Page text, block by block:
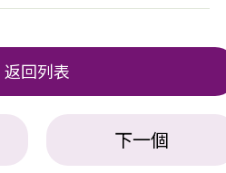
返回列表
下一個